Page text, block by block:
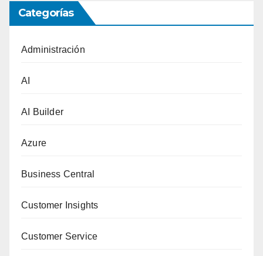
Categorías
Administración
AI
AI Builder
Azure
Business Central
Customer Insights
Customer Service